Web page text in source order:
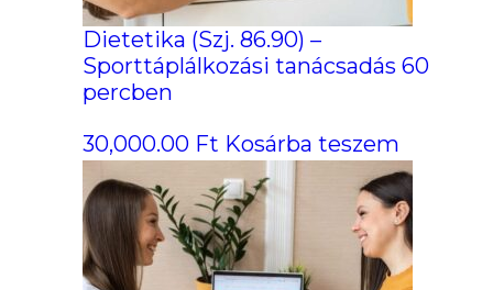
Dietetika (Szj. 86.90) –
Sporttáplálkozási tanácsadás 60
percben
30,000.00 Ft Kosárba teszem